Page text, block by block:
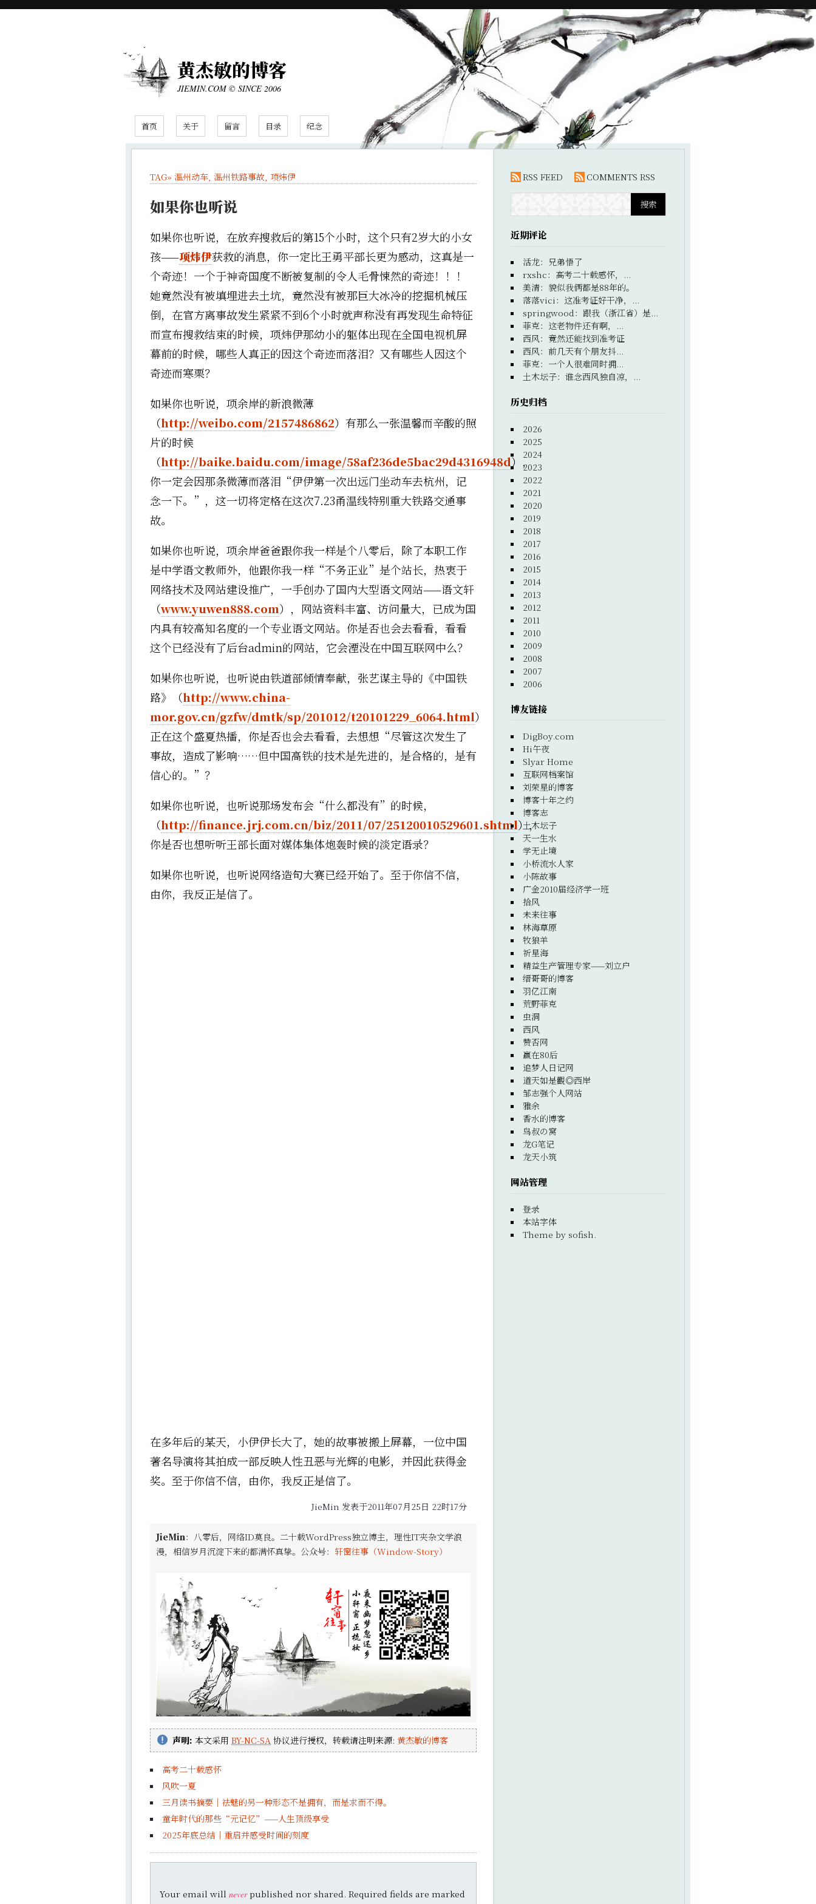
黄杰敏的博客
JIEMIN.COM © SINCE 2006
首页 关于 留言 目录 纪念
TAG» 温州动车, 温州铁路事故, 项炜伊
如果你也听说
如果你也听说，在放弃搜救后的第15个小时，这个只有2岁大的小女
孩——项炜伊获救的消息，你一定比王勇平部长更为感动，这真是一
个奇迹！一个于神奇国度不断被复制的令人毛骨悚然的奇迹！！！
她竟然没有被填埋进去土坑，竟然没有被那巨大冰冷的挖掘机械压
倒，在官方离事故发生紧紧不到6个小时就声称没有再发现生命特征
而宣布搜救结束的时候，项炜伊那幼小的躯体出现在全国电视机屏
幕前的时候，哪些人真正的因这个奇迹而落泪？又有哪些人因这个
奇迹而寒栗？
如果你也听说，项余岸的新浪微薄
（http://weibo.com/2157486862）有那么一张温馨而辛酸的照
片的时候
（http://baike.baidu.com/image/58af236de5bac29d4316948d），
你一定会因那条微薄而落泪“伊伊第一次出远门坐动车去杭州，记
念一下。”，这一切将定格在这次7.23甬温线特别重大铁路交通事
故。
如果你也听说，项余岸爸爸跟你我一样是个八零后，除了本职工作
是中学语文教师外，他跟你我一样“不务正业”是个站长，热衷于
网络技术及网站建设推广，一手创办了国内大型语文网站——语文轩
（www.yuwen888.com），网站资料丰富、访问量大，已成为国
内具有较高知名度的一个专业语文网站。你是否也会去看看，看看
这个已经没有了后台admin的网站，它会湮没在中国互联网中么？
如果你也听说，也听说由铁道部倾情奉献，张艺谋主导的《中国铁
路》（http://www.china-
mor.gov.cn/gzfw/dmtk/sp/201012/t20101229_6064.html）
正在这个盛夏热播，你是否也会去看看，去想想“尽管这次发生了
事故，造成了影响……但中国高铁的技术是先进的，是合格的，是有
信心的。”？
如果你也听说，也听说那场发布会“什么都没有”的时候，
（http://finance.jrj.com.cn/biz/2011/07/25120010529601.shtml），
你是否也想听听王部长面对媒体集体炮轰时候的淡定语录？
如果你也听说，也听说网络造句大赛已经开始了。至于你信不信，
由你，我反正是信了。
在多年后的某天，小伊伊长大了，她的故事被搬上屏幕，一位中国
著名导演将其拍成一部反映人性丑恶与光辉的电影，并因此获得金
奖。至于你信不信，由你，我反正是信了。
JieMin 发表于2011年07月25日 22时17分
JieMin：八零后，网络ID莫良。二十载WordPress独立博主，理性IT夹杂文学浪
漫，相信岁月沉淀下来的都满怀真挚。公众号： 轩窗往事（Window-Story）
声明: 本文采用 BY-NC-SA 协议进行授权，转载请注明来源: 黄杰敏的博客
高考二十载感怀
风吹一夏
三月读书摘要｜祛魅的另一种形态不是拥有，而是求而不得。
童年时代的那些“元记忆”——人生顶级享受
2025年底总结｜重启并感受时间的刻度
Your email will neverpublished nor shared. Required fields are marked
RSS FEED COMMENTS RSS
近期评论
活龙： 兄弟悟了
rxshc： 高考二十载感怀，...
美清： 貌似我俩都是88年的。
落落vici ： 这准考证好干净，...
springwood ： 跟我（浙江省）是...
菲克： 这老物件还有啊，...
西风： 竟然还能找到准考证
西风： 前几天有个朋友抖...
菲克： 一个人很难同时拥...
土木坛子： 谁念西风独自凉，...
历史归档
2026
2025
2024
2023
2022
2021
2020
2019
2018
2017
2016
2015
2014
2013
2012
2011
2010
2009
2008
2007
2006
博友链接
DigBoy.com
Hi午夜
Slyar Home
互联网档案馆
刘荣星的博客
博客十年之约
博客志
土木坛子
天一生水
学无止境
小桥流水人家
小陈故事
广金2010届经济学一班
拾风
未来往事
林海草原
牧狼羊
祈星海
精益生产管理专家——刘立户
缙哥哥的博客
羽亿江南
荒野菲克
虫洞
西风
赞否网
赢在80后
追梦人日记网
道天如是觀◎西岸
邹志强个人网站
雅余
香水的博客
鸟叔の窝
龙G笔记
龙天小筑
网站管理
登录
本站字体
Theme by sofish.